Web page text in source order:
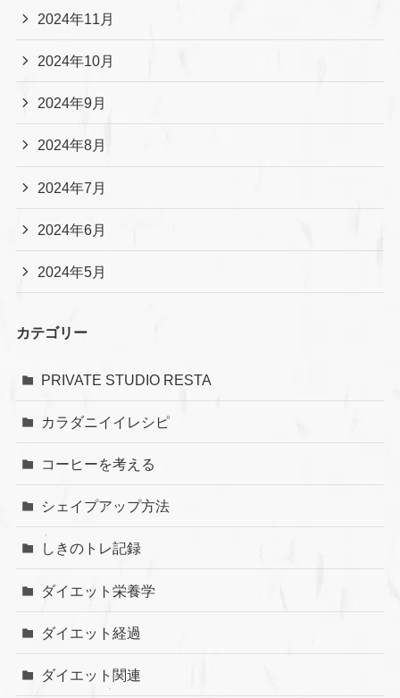
2024年11月
2024年10月
2024年9月
2024年8月
2024年7月
2024年6月
2024年5月
カテゴリー
PRIVATE STUDIO RESTA
カラダニイイレシピ
コーヒーを考える
シェイプアップ方法
しきのトレ記録
ダイエット栄養学
ダイエット経過
ダイエット関連